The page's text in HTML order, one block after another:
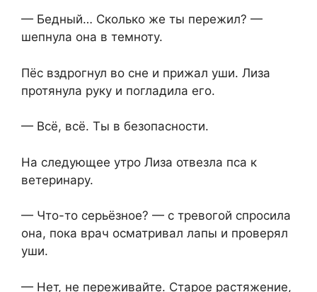
— Бедный… Сколько же ты пережил? —
шепнула она в темноту.
Пёс вздрогнул во сне и прижал уши. Лиза
протянула руку и погладила его.
— Всё, всё. Ты в безопасности.
На следующее утро Лиза отвезла пса к
ветеринару.
— Что-то серьёзное? — с тревогой спросила
она, пока врач осматривал лапы и проверял
уши.
— Нет, не переживайте. Старое растяжение,